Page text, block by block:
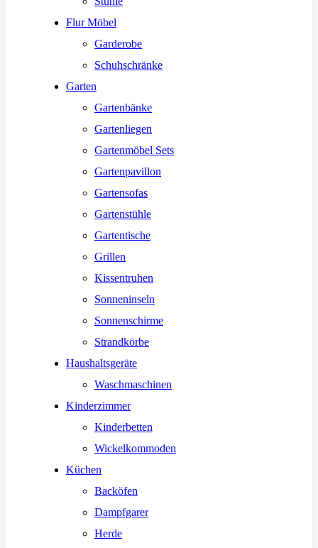
Flur Möbel
Garderobe
Schuhschränke
Garten
Gartenbänke
Gartenliegen
Gartenmöbel Sets
Gartenpavillon
Gartensofas
Gartenstühle
Gartentische
Grillen
Kissentruhen
Sonneninseln
Sonnenschirme
Strandkörbe
Haushaltsgeräte
Waschmaschinen
Kinderzimmer
Kinderbetten
Wickelkommoden
Küchen
Backöfen
Dampfgarer
Herde